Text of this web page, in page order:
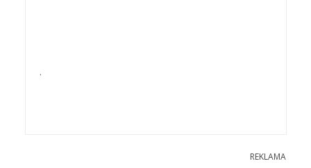
.
REKLAMA